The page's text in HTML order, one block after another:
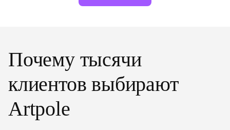
Почему тысячи
клиентов выбирают
Artpole